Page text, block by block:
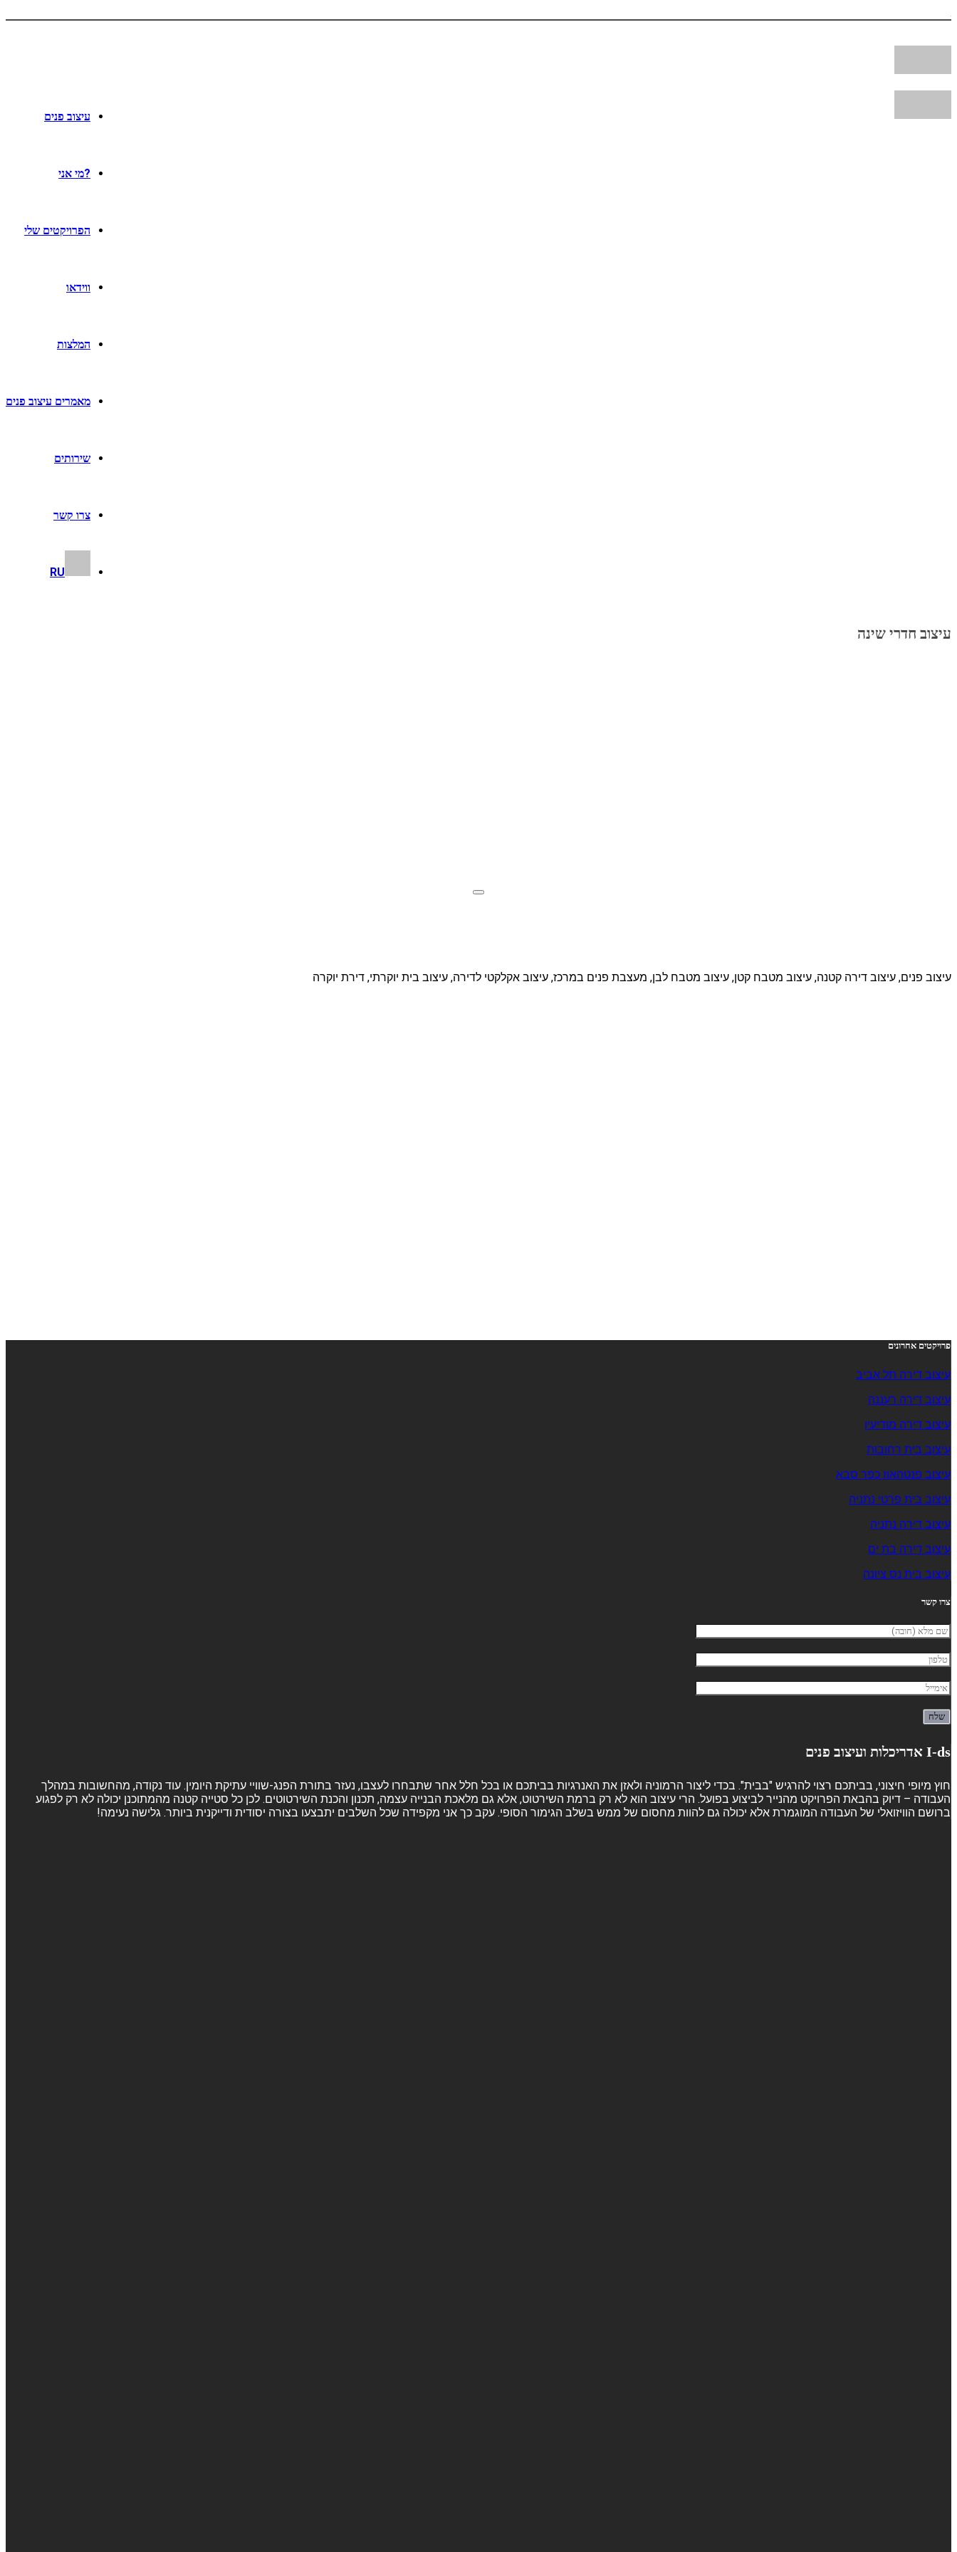
עיצוב פנים
?מי אני
הפרויקטים שלי
ווידאו
המלצות
מאמרים עיצוב פנים
שירותים
צרו קשר
RU
עיצוב חדרי שינה
עיצוב פנים, עיצוב דירה קטנה, עיצוב מטבח קטן, עיצוב מטבח לבן, מעצבת פנים במרכז, עיצוב אקלקטי לדירה, עיצוב בית יוקרתי, דירת יוקרה
פרויקטים אחרונים
עיצוב דירה תל אביב
עיצוב דירה רעננה
עיצוב דירה מודיעין
עיצוב בית רחובות
עיצוב פנטהאוז כפר סבא
עיצוב בית פרטי נתניה
עיצוב דירה נתניה
עיצוב דירה בת ים
עיצוב בית נס ציונה
צרו קשר
I-ds אדריכלות ועיצוב פנים
חוץ מיופי חיצוני, בביתכם רצוי להרגיש "בבית". בכדי ליצור הרמוניה ולאזן את האנרגיות בביתכם או בכל חלל אחר שתבחרו לעצבו, נעזר בתורת הפנג-שוויי עתיקת היומין. עוד נקודה, מהחשובות במהלך
העבודה – דיוק בהבאת הפרויקט מהנייר לביצוע בפועל. הרי עיצוב הוא לא רק ברמת השירטוט, אלא גם מלאכת הבנייה עצמה, תכנון והכנת השירטוטים. לכן כל סטייה קטנה מהמתוכנן יכולה לא רק לפגוע
ברושם הוויזואלי של העבודה המוגמרת אלא יכולה גם להוות מחסום של ממש בשלב הגימור הסופי. עקב כך אני מקפידה שכל השלבים יתבצעו בצורה יסודית ודייקנית ביותר. גלישה נעימה!